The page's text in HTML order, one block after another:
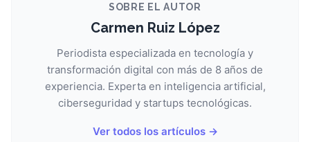
SOBRE EL AUTOR
Carmen Ruiz López
Periodista especializada en tecnología y
transformación digital con más de 8 años de
experiencia. Experta en inteligencia artificial,
ciberseguridad y startups tecnológicas.
Ver todos los artículos →